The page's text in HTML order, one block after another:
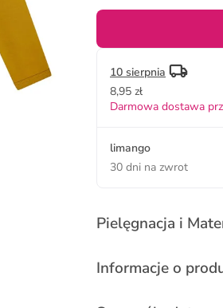
10 sierpnia
8,95 zł
Darmowa dostawa
limango
30 dni na zwrot
Pielęgnacja i
Informacje o